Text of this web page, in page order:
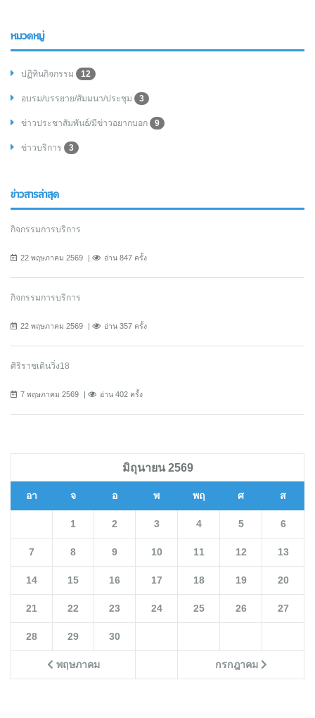
หมวดหมู่
ปฏิทินกิจกรรม 12
อบรม/บรรยาย/สัมมนา/ประชุม 3
ข่าวประชาสัมพันธ์/มีข่าวอยากบอก 9
ข่าวบริการ 3
ข่าวสารล่าสุด
กิจกรรมการบริการ
22 พฤษภาคม 2569 อ่าน 847 ครั้ง
กิจกรรมการบริการ
22 พฤษภาคม 2569 อ่าน 357 ครั้ง
ศิริราชเดินวิ่ง18
7 พฤษภาคม 2569 อ่าน 402 ครั้ง
มิถุนายน 2569
อา จ อ พ พฤ ศ ส
พฤษภาคม กรกฎาคม
1 2 3 4 5 6
7 8 9 10 11 12 13
14 15 16 17 18 19 20
21 22 23 24 25 26 27
28 29 30